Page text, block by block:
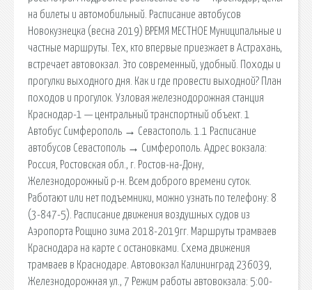
на билеты и автомобильный. Расписание автобусов
Новокузнецка (весна 2019) ВРЕМЯ МЕСТНОЕ Муниципальные и
частные маршруты. Тех, кто впервые приезжает в Астрахань,
встречает автовокзал. Это современный, удобный. Походы и
прогулки выходного дня. Как и где провести выходной? План
походов и прогулок. Узловая железнодорожная станция
Краснодар-1 — центральный транспортный объект. 1
Автобус Симферополь → Севастополь. 1.1 Расписание
автобусов Севастополь → Симферополь. Адрес вокзала:
Россия, Ростовская обл., г. Ростов-на-Дону,
Железнодорожный р-н. Всем доброго времени суток.
Работают или нет подъемники, можно узнать по телефону: 8
(3-847-5). Расписание движения воздушных судов из
Аэропорта Рощино зима 2018-2019гг. Маршруты трамваев
Краснодара на карте с остановками. Схема движения
трамваев в Краснодаре. Автовокзал Калининград 236039,
Железнодорожная ул., 7 Режим работы автовокзала: 5:00-